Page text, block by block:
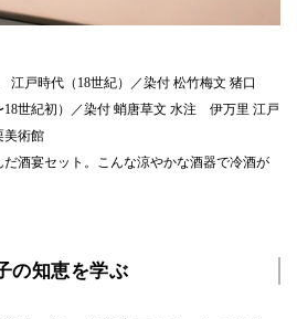
戸時代（18世紀）／染付 松竹梅文 猪口
世紀初）／染付 蛸唐草文 水注 伊万里 江戸
術館
酒宴セット。こんな涼やかな酒器で冷酒が
の知恵を学ぶ